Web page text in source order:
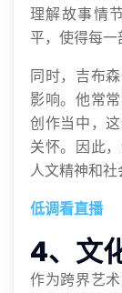
理解故事情
平，使得每一
同时，吉布
影响。他常
创作当中，
关怀。因此
人文精神和社
低调看直播
4、文
作为跨界艺